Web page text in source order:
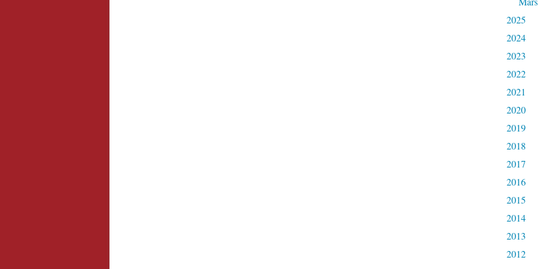
2025
2024
2023
2022
2021
2020
2019
2018
2017
2016
2015
2014
2013
2012